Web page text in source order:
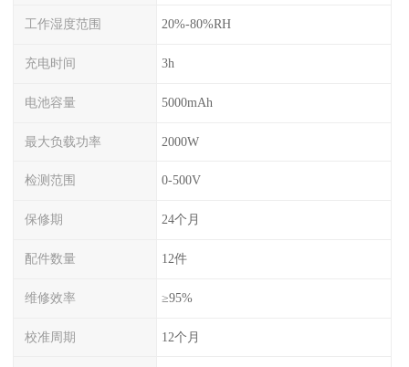
工作湿度范围 20%-80%RH
充电时间 3h
电池容量 5000mAh
最大负载功率 2000W
检测范围 0-500V
保修期 24个月
配件数量 12件
维修效率 ≥95%
校准周期 12个月